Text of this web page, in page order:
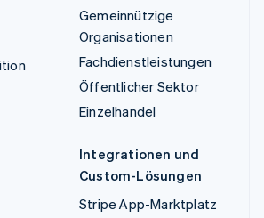
Gemeinnützige
Organisationen
Fachdienstleistungen
Öffentlicher Sektor
Einzelhandel
Integrationen und
Custom-Lösungen
Stripe App-Marktplatz